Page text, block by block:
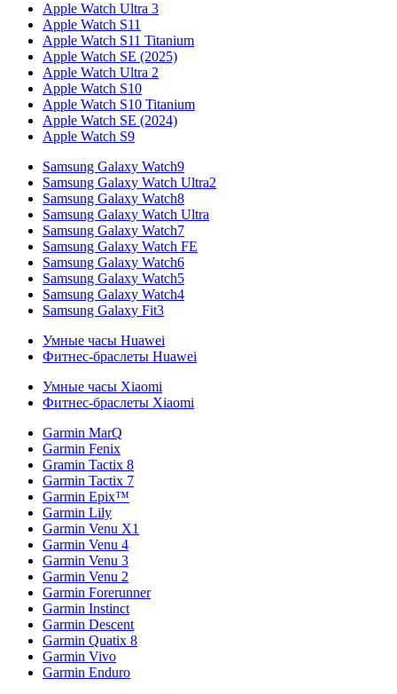
Apple Watch Ultra 3
Apple Watch S11
Apple Watch S11 Titanium
Apple Watch SE (2025)
Apple Watch Ultra 2
Apple Watch S10
Apple Watch S10 Titanium
Apple Watch SE (2024)
Apple Watch S9
Samsung Galaxy Watch9
Samsung Galaxy Watch Ultra2
Samsung Galaxy Watch8
Samsung Galaxy Watch Ultra
Samsung Galaxy Watch7
Samsung Galaxy Watch FE
Samsung Galaxy Watch6
Samsung Galaxy Watch5
Samsung Galaxy Watch4
Samsung Galaxy Fit3
Умные часы Huawei
Фитнес-браслеты Huawei
Умные часы Xiaomi
Фитнес-браслеты Xiaomi
Garmin MarQ
Garmin Fenix
Gramin Tactix 8
Garmin Tactix 7
Garmin Epix™
Garmin Lily
Garmin Venu X1
Garmin Venu 4
Garmin Venu 3
Garmin Venu 2
Garmin Forerunner
Garmin Instinct
Garmin Descent
Garmin Quatix 8
Garmin Vivo
Garmin Enduro